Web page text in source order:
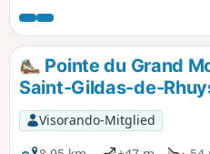
die Inseln Houat, Hoedic und
Halbinsel Quiberon. Das
der Bretagne in einem
ist ein absolutes Muss im
Pointe du Grand
Saint-Gildas-de-
Visorando-Mitglied